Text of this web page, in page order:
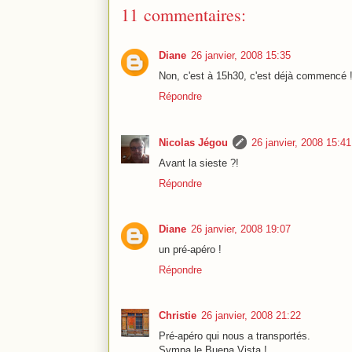
11 commentaires:
Diane 26 janvier, 2008 15:35
Non, c'est à 15h30, c'est déjà commencé !
Répondre
Nicolas Jégou
26 janvier, 2008 15:41
Avant la sieste ?!
Répondre
Diane 26 janvier, 2008 19:07
un pré-apéro !
Répondre
Christie 26 janvier, 2008 21:22
Pré-apéro qui nous a transportés.